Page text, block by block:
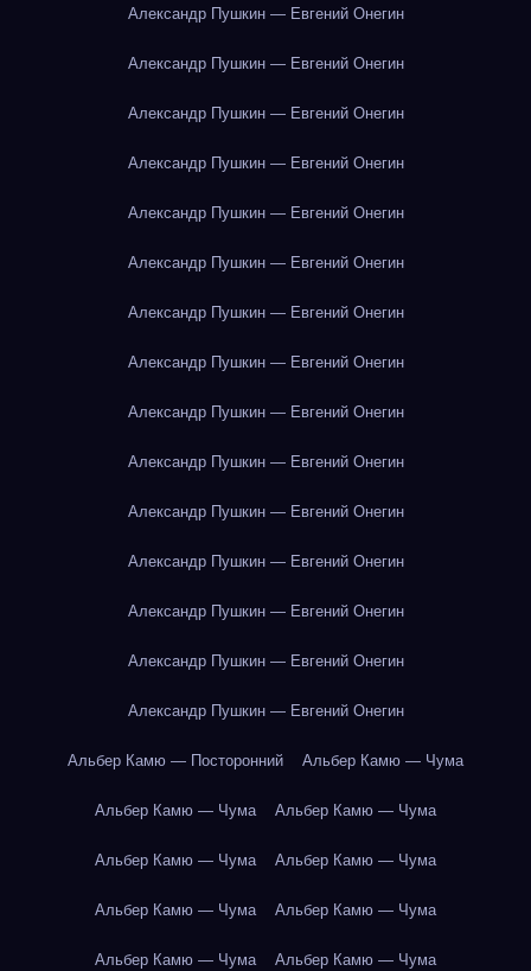
Александр Пушкин — Евгений Онегин
Александр Пушкин — Евгений Онегин
Александр Пушкин — Евгений Онегин
Александр Пушкин — Евгений Онегин
Александр Пушкин — Евгений Онегин
Александр Пушкин — Евгений Онегин
Александр Пушкин — Евгений Онегин
Александр Пушкин — Евгений Онегин
Александр Пушкин — Евгений Онегин
Александр Пушкин — Евгений Онегин
Александр Пушкин — Евгений Онегин
Александр Пушкин — Евгений Онегин
Александр Пушкин — Евгений Онегин
Александр Пушкин — Евгений Онегин
Александр Пушкин — Евгений Онегин
Альбер Камю — Посторонний Альбер Камю — Чума
Альбер Камю — Чума Альбер Камю — Чума
Альбер Камю — Чума Альбер Камю — Чума
Альбер Камю — Чума Альбер Камю — Чума
Альбер Камю — Чума Альбер Камю — Чума